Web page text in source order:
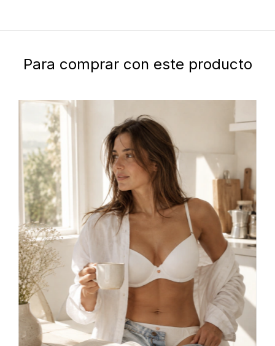
Para comprar con este producto